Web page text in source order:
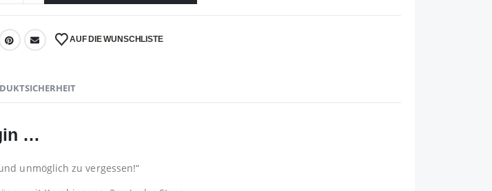
AUF DIE WUNSCHLISTE
…
unmöglich zu vergessen!“